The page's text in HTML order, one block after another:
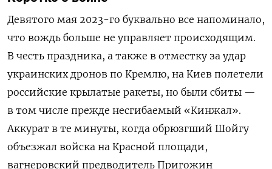
Девятого мая 2023-го буквально все напоминало,
что вождь больше не управляет происходящим.
В честь праздника, а также в отместку за удар
украинских дронов по Кремлю, на Киев полетели
российские крылатые ракеты, но были сбиты —
в том числе прежде несгибаемый «Кинжал».
Аккурат в те минуты, когда обрюзгший Шойгу
объезжал войска на Красной площади,
вагнеровский предводитель Пригожин